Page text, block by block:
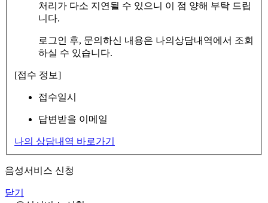
처리가 다소 지연될 수 있으니 이 점 양해 부탁 드립
니다.
로그인 후, 문의하신 내용은 나의상담내역에서 조회
하실 수 있습니다.
[접수 정보]
접수일시
답변받을 이메일
나의 상담내역 바로가기
음성서비스 신청
닫기